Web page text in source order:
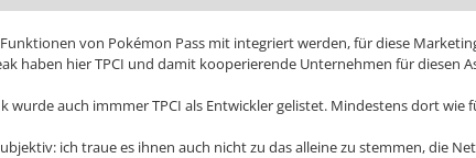
von Pokémon Pass mit integriert werden, für diese
haben hier TPCI und damit kooperierende Unternehmen für diesen
wurde auch immmer TPCI als Entwickler gelistet. Mindestens dort
ich traue es ihnen auch nicht zu das alleine zu stemmen, die